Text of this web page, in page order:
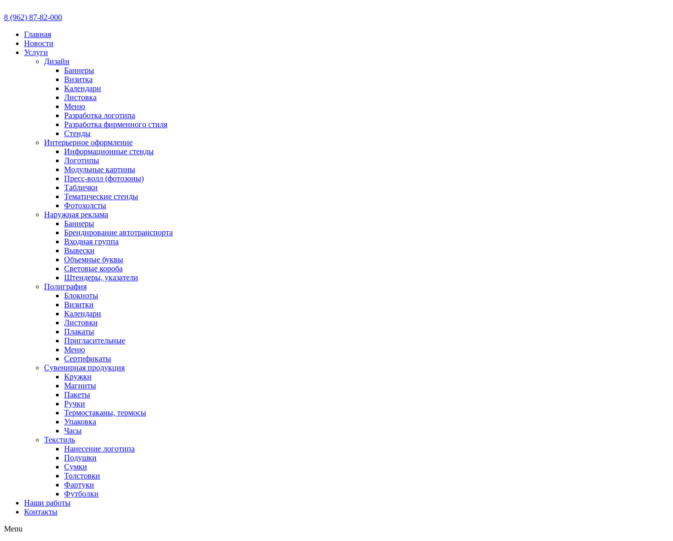
8 (962) 87-82-000
Главная
Новости
Услуги
Дизайн
Баннеры
Визитка
Календари
Листовка
Меню
Разработка логотипа
Разработка фирменного стиля
Стенды
Интерьерное оформление
Информационные стенды
Логотипы
Модульные картины
Пресс-волл (фотозоны)
Таблички
Тематические стенды
Фотохолсты
Наружная реклама
Баннеры
Брендирование автотранспорта
Входная группа
Вывески
Объемные буквы
Световые короба
Штендеры, указатели
Полиграфия
Блокноты
Визитки
Календари
Листовки
Плакаты
Пригласительные
Меню
Сертификаты
Сувенирная продукция
Кружки
Магниты
Пакеты
Ручки
Термостаканы, термосы
Упаковка
Часы
Текстиль
Нанесение логотипа
Подушки
Сумки
Толстовки
Фартуки
Футболки
Наши работы
Контакты
Menu